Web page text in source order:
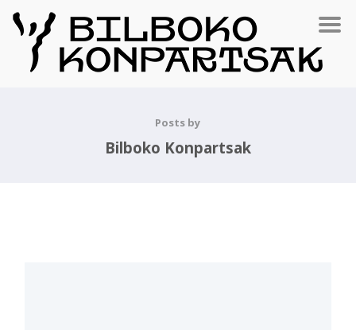
Posts by
Bilboko Konpartsak